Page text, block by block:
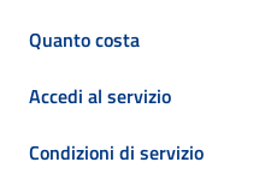
Quanto costa
Accedi al servizio
Condizioni di servizio